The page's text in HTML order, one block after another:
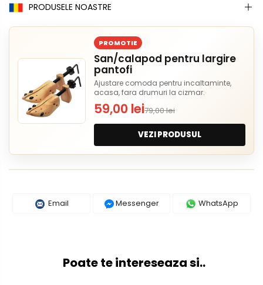
PRODUSELE NOASTRE
PROMOTIE
San/calapod pentru largire
pantofi
Ajustare comoda pentru incaltaminte,
acasa, fara drumuri la cizmar.
59,00 lei79,00 lei
VEZI PRODUSUL
Email Messenger WhatsApp
Poate te intereseaza si..